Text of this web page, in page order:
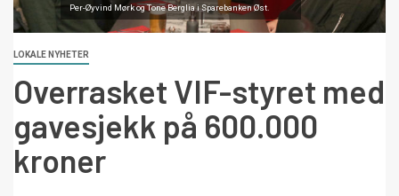
Per-Øyvind Mørk og Tone Berglia i Sparebanken Øst.
LOKALE NYHETER
Overrasket VIF-styret med
gavesjekk på 600.000
kroner